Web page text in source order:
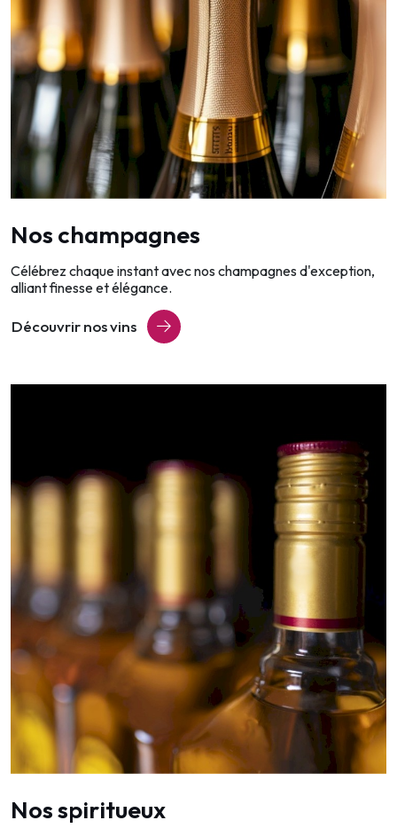
Nos champagnes
Célébrez chaque instant avec nos champagnes d'exception,
alliant finesse et élégance.
Découvrir nos vins
Nos spiritueux